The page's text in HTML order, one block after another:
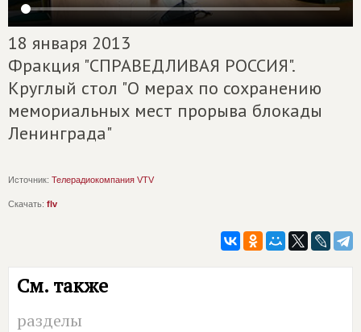
18 января 2013
Фракция "СПРАВЕДЛИВАЯ РОССИЯ".
Круглый стол "О мерах по сохранению
мемориальных мест прорыва блокады
Ленинграда"
Источник: Телерадиокомпания VTV
Скачать: flv
См. также
разделы